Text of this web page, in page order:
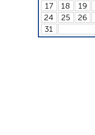
17
18 19
24
25 26
31